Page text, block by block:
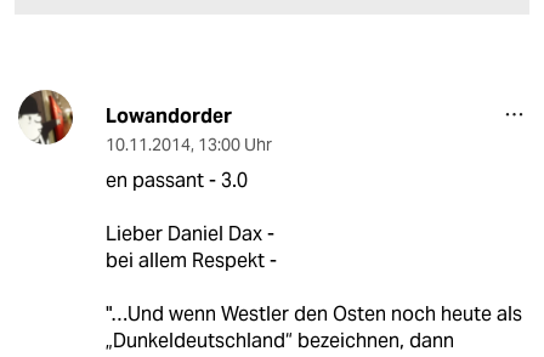
Lowandorder
10.11.2014, 13:00 Uhr
en passant - 3.0
Lieber Daniel Dax -
bei allem Respekt -
"…Und wenn Westler den Osten noch heute als
„Dunkeldeutschland“ bezeichnen, dann